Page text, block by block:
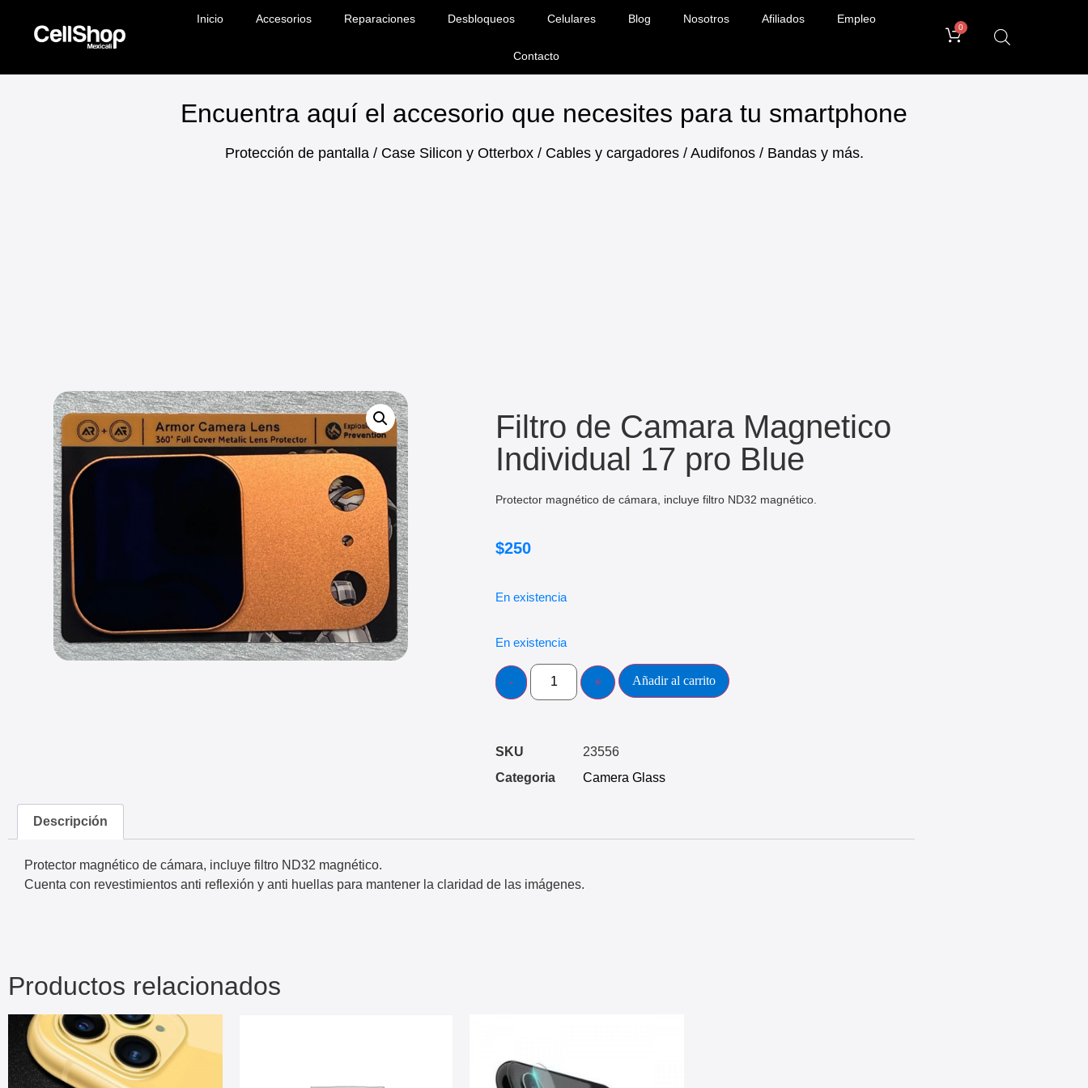
Inicio Accesorios Reparaciones Desbloqueos Celulares Blog Nosotros Afiliados Empleo
Contacto
0
Encuentra aquí el accesorio que necesites para tu smartphone
Protección de pantalla / Case Silicon y Otterbox / Cables y cargadores / Audifonos / Bandas y más.
Filtro de Camara Magnetico
Individual 17 pro Blue
Protector magnético de cámara, incluye filtro ND32 magnético.
$250
En existencia
En existencia
Añadir al carrito
SKU
23556
Categoria
Camera Glass
Descripción
Protector magnético de cámara, incluye filtro ND32 magnético.
Cuenta con revestimientos anti reflexión y anti huellas para mantener la claridad de las imágenes.
Productos relacionados